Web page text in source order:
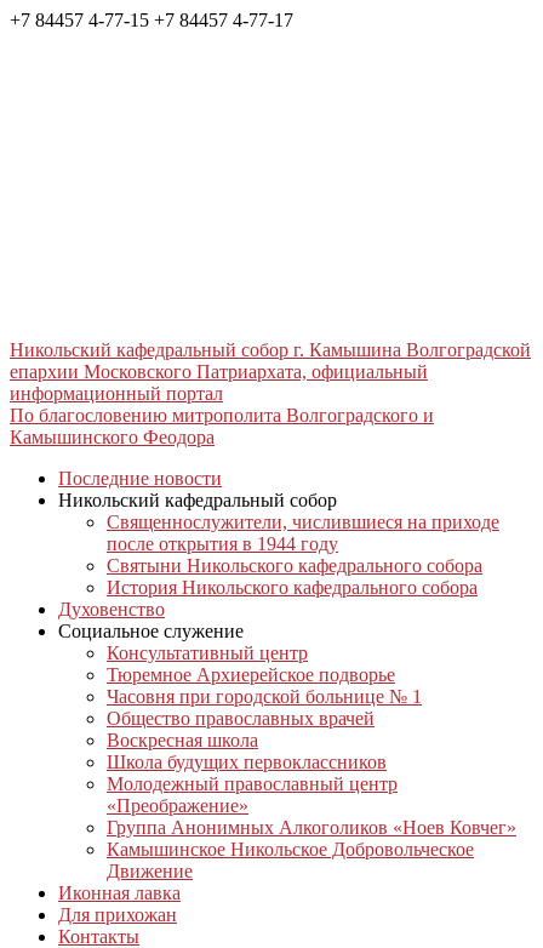
+7 84457 4-77-15 +7 84457 4-77-17
Никольский кафедральный собор г. Камышина Волгоградской
епархии Московского Патриархата, официальный
информационный портал
По благословению митрополита Волгоградского и
Камышинского Феодора
Последние новости
Никольский кафедральный собор
Священнослужители, числившиеся на приходе
после открытия в 1944 году
Святыни Никольского кафедрального собора
История Никольского кафедрального собора
Духовенство
Социальное служение
Консультативный центр
Тюремное Архиерейское подворье
Часовня при городской больнице № 1
Общество православных врачей
Воскресная школа
Школа будущих первоклассников
Молодежный православный центр
«Преображение»
Группа Анонимных Алкоголиков «Ноев Ковчег»
Камышинское Никольское Добровольческое
Движение
Иконная лавка
Для прихожан
Контакты